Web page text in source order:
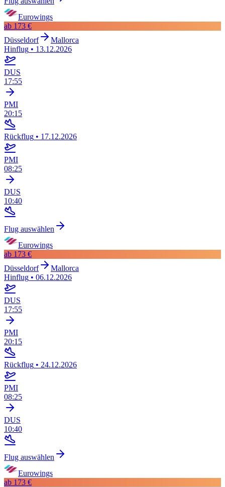
Eurowings
ab 173 €
Düsseldorf
Mallorca
Hinflug • 13.12.2026
DUS
17:55
PMI
20:15
Rückflug • 17.12.2026
PMI
08:25
DUS
10:40
Flug auswählen
Eurowings
ab 173 €
Düsseldorf
Mallorca
Hinflug • 06.12.2026
DUS
17:55
PMI
20:15
Rückflug • 24.12.2026
PMI
08:25
DUS
10:40
Flug auswählen
Eurowings
ab 173 €